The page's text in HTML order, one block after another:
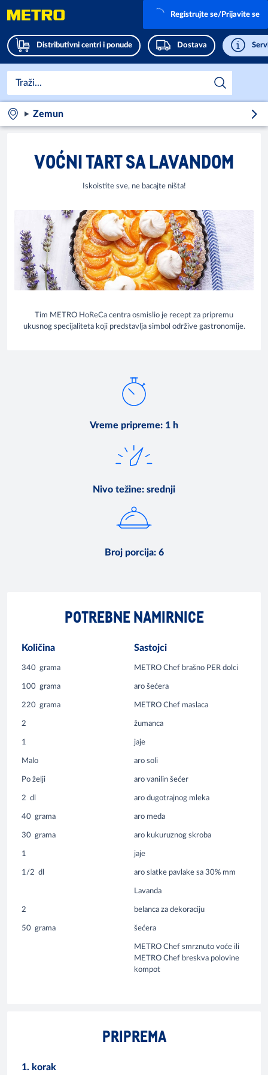
Distributivni centri i ponude Dostava
Registrujte se/Prijavite se
Zemun
VOĆNI TART SA LAVANDOM
Iskoistite sve, ne bacajte ništa!
Tim METRO HoReCa centra osmislio je recept za pripremu
ukusnog specijaliteta koji predstavlja simbol održive gastronomije.
Vreme pripreme: 1 h
Nivo težine: srednji
Broj porcija: 6
POTREBNE NAMIRNICE
Količina Sastojci
340 grama METRO Chef brašno PER dolci
100 grama aro šećera
220 grama METRO Chef maslaca
2 žumanca
1 jaje
Malo aro soli
Po želji aro vanilin šećer
2 dl aro dugotrajnog mleka
40 grama aro meda
30 grama aro kukuruznog skroba
1 jaje
1/2 dl aro slatke pavlake sa 30% mm
Lavanda
2 belanca za dekoraciju
50 grama šećera
METRO Chef smrznuto voće ili
METRO Chef breskva polovine
kompot
PRIPREMA
1. korak